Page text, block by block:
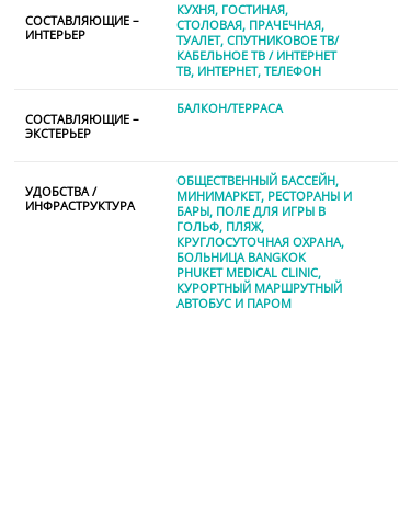
СОСТАВЛЯЮЩИЕ –
ИНТЕРЬЕР
КУХНЯ ГОСТИНАЯ
СТОЛОВАЯ ПРАЧЕЧНАЯ
ТУАЛЕТ СПУТНИКОВОЕ ТВ/
КАБЕЛЬНОЕ ТВ / ИНТЕРНЕТ
TВ ИНТЕРНЕТ ТЕЛЕФОН
СОСТАВЛЯЮЩИЕ –
ЭКСТЕРЬЕР
БАЛКОН/ТЕРРАСА
УДОБСТВА /
ИНФРАСТРУКТУРА
ОБЩЕСТВЕННЫЙ БАССЕЙН
МИНИМАРКЕТ РЕСТОРАНЫ И
БАРЫ ПОЛЕ ДЛЯ ИГРЫ В
ГОЛЬФ ПЛЯЖ
КРУГЛОСУТОЧНАЯ ОХРАНА
БОЛЬНИЦА BANGKOK
PHUKET MEDICAL CLINIC
КУРОРТНЫЙ МАРШРУТНЫЙ
АВТОБУС И ПАРОМ